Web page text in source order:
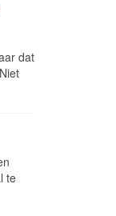
dat
te